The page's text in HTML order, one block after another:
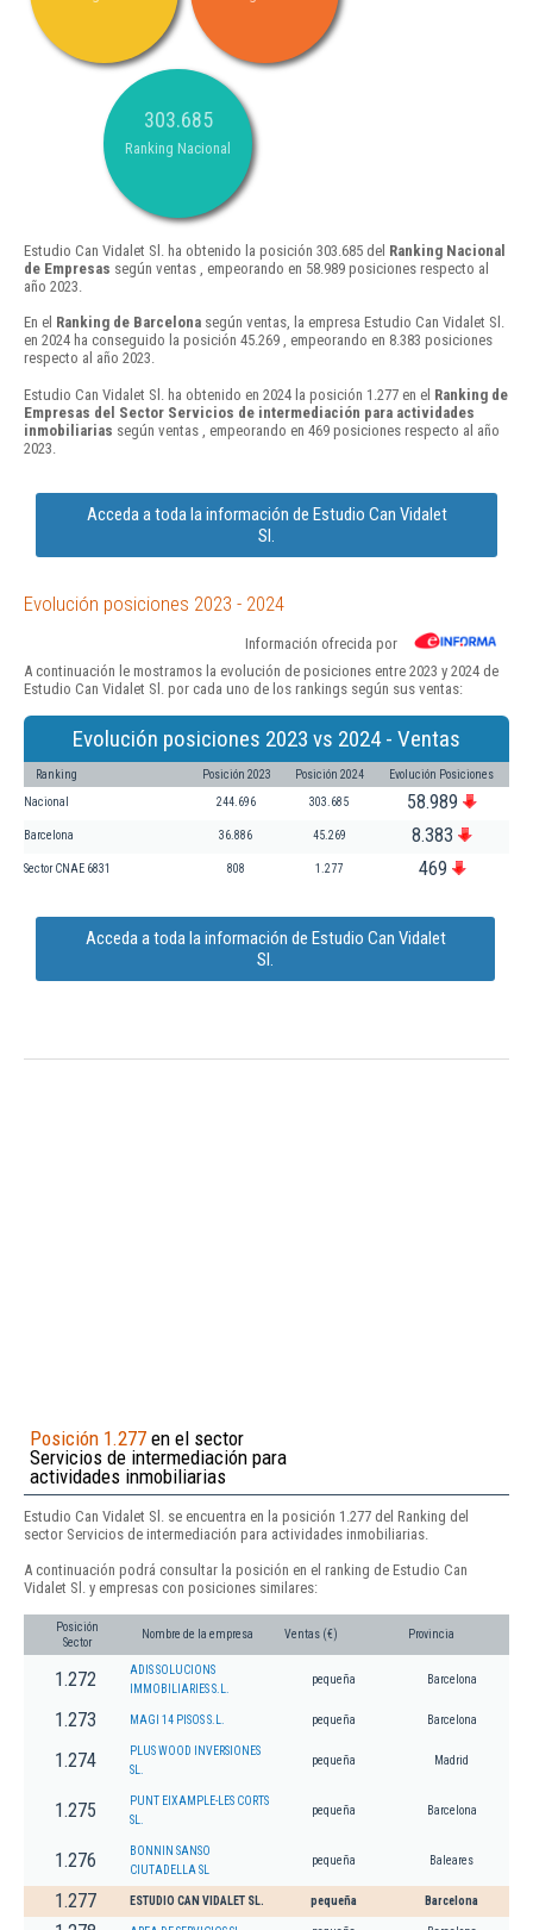
303.685
Ranking Nacional
Estudio Can Vidalet Sl. ha obtenido la posición 303.685 del Ranking Nacional
de Empresas según ventas , empeorando en 58.989 posiciones respecto al
año 2023.
En el Ranking de Barcelona según ventas, la empresa Estudio Can Vidalet Sl.
en 2024 ha conseguido la posición 45.269 , empeorando en 8.383 posiciones
respecto al año 2023.
Estudio Can Vidalet Sl. ha obtenido en 2024 la posición 1.277 en el Ranking de
Empresas del Sector Servicios de intermediación para actividades
inmobiliarias según ventas , empeorando en 469 posiciones respecto al año
2023.
Acceda a toda la información de Estudio Can Vidalet
Sl.
Evolución posiciones 2023 - 2024
Información ofrecida por
A continuación le mostramos la evolución de posiciones entre 2023 y 2024 de
Estudio Can Vidalet Sl. por cada uno de los rankings según sus ventas:
Evolución posiciones 2023 vs 2024 - Ventas
Ranking Posición 2023 Posición 2024 Evolución Posiciones
Nacional 244.696 303.685 58.989
Barcelona 36.886 45.269 8.383
Sector CNAE 6831 808 1.277 469
Acceda a toda la información de Estudio Can Vidalet
Sl.
Posición 1.277 en el sector
Servicios de intermediación para
actividades inmobiliarias
Estudio Can Vidalet Sl. se encuentra en la posición 1.277 del Ranking del
sector Servicios de intermediación para actividades inmobiliarias.
A continuación podrá consultar la posición en el ranking de Estudio Can
Vidalet Sl. y empresas con posiciones similares:
Posición
Sector
Nombre de la empresa Ventas (€) Provincia
1.272
ADIS SOLUCIONS
IMMOBILIARIES S.L.
pequeña Barcelona
1.273 MAGI 14 PISOS S.L. pequeña Barcelona
1.274
PLUS WOOD INVERSIONES
SL.
pequeña Madrid
1.275
PUNT EIXAMPLE-LES CORTS
SL.
pequeña Barcelona
1.276
BONNIN SANSO
CIUTADELLA SL
pequeña Baleares
1.277 ESTUDIO CAN VIDALET SL. pequeña Barcelona